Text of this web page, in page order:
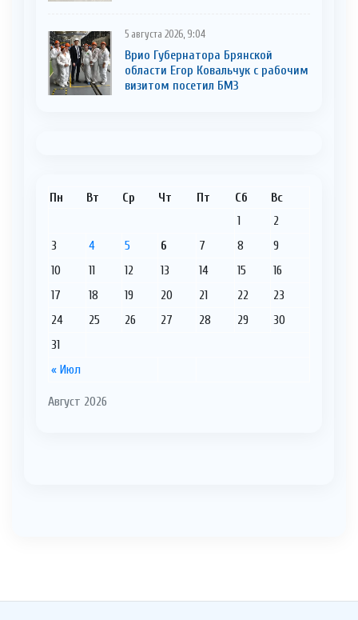
5 августа 2026, 9:04
Врио Губернатора Брянской
области Егор Ковальчук с рабочим
визитом посетил БМЗ
Август 2026
Пн Вт Ср Чт Пт Сб Вс
« Июл
1
2
3
4 5 6 7 8
9
10
11 12 13 14 15
16
17
18 19 20 21 22
23
24
25 26 27 28 29
30
31